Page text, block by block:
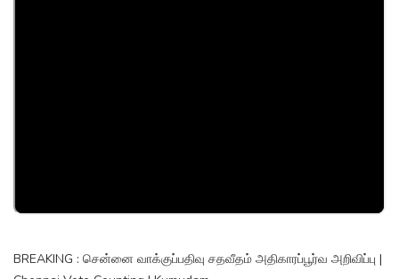
BREAKING : சென்னை வாக்குப்பதிவு சதவீதம் அதிகாரப்பூர்வ அறிவிப்பு |